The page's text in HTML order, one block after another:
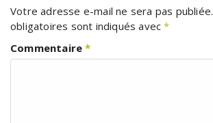
Votre adresse e-mail ne sera pas publiée.
obligatoires sont indiqués avec*
Commentaire*